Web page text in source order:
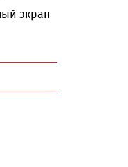
экран
в
вошла